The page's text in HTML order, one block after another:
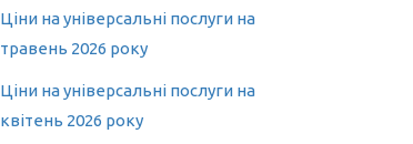
Ціни на універсальні послуги на
травень 2026 року
Ціни на універсальні послуги на
квітень 2026 року